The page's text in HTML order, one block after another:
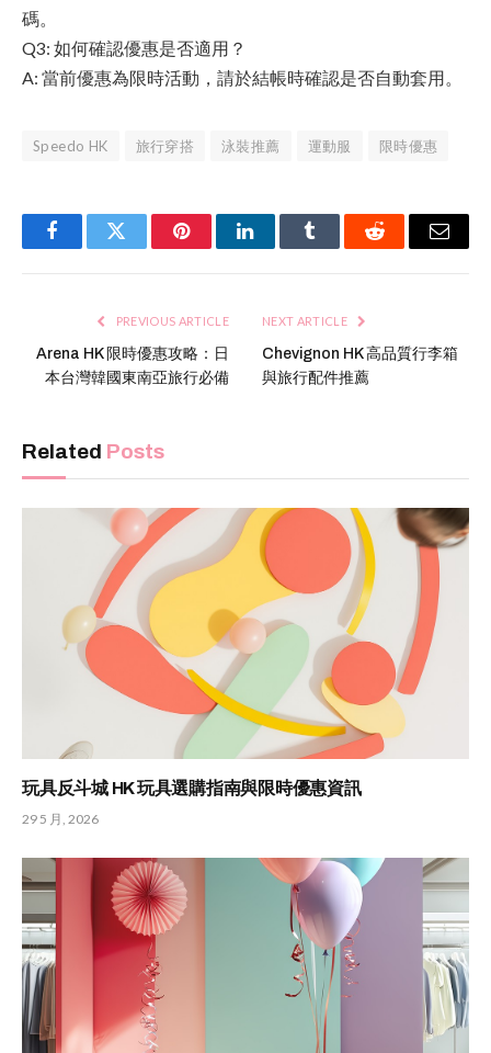
碼。
Q3: 如何確認優惠是否適用？
A: 當前優惠為限時活動，請於結帳時確認是否自動套用。
Speedo HK 旅行穿搭 泳裝推薦 運動服 限時優惠
FacebookTwitter PinterestLinkedInTumblr Reddit Email
PREVIOUS ARTICLE
Arena HK 限時優惠攻略：日
本台灣韓國東南亞旅行必備
NEXT ARTICLE
Chevignon HK 高品質行李箱
與旅行配件推薦
Related Posts
玩具反斗城 HK 玩具選購指南與限時優惠資訊
29 5 月, 2026